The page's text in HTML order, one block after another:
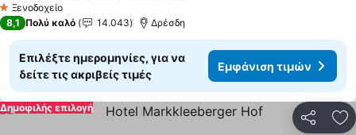
1 Αστέρια
Ξενοδοχείο
8,1 Πολύ καλό 14.043 Δρέσδη
Επιλέξτε ημερομηνίες, για να
δείτε τις ακριβείς τιμές
Εμφάνιση τιμών
Δημοφιλής επιλογή